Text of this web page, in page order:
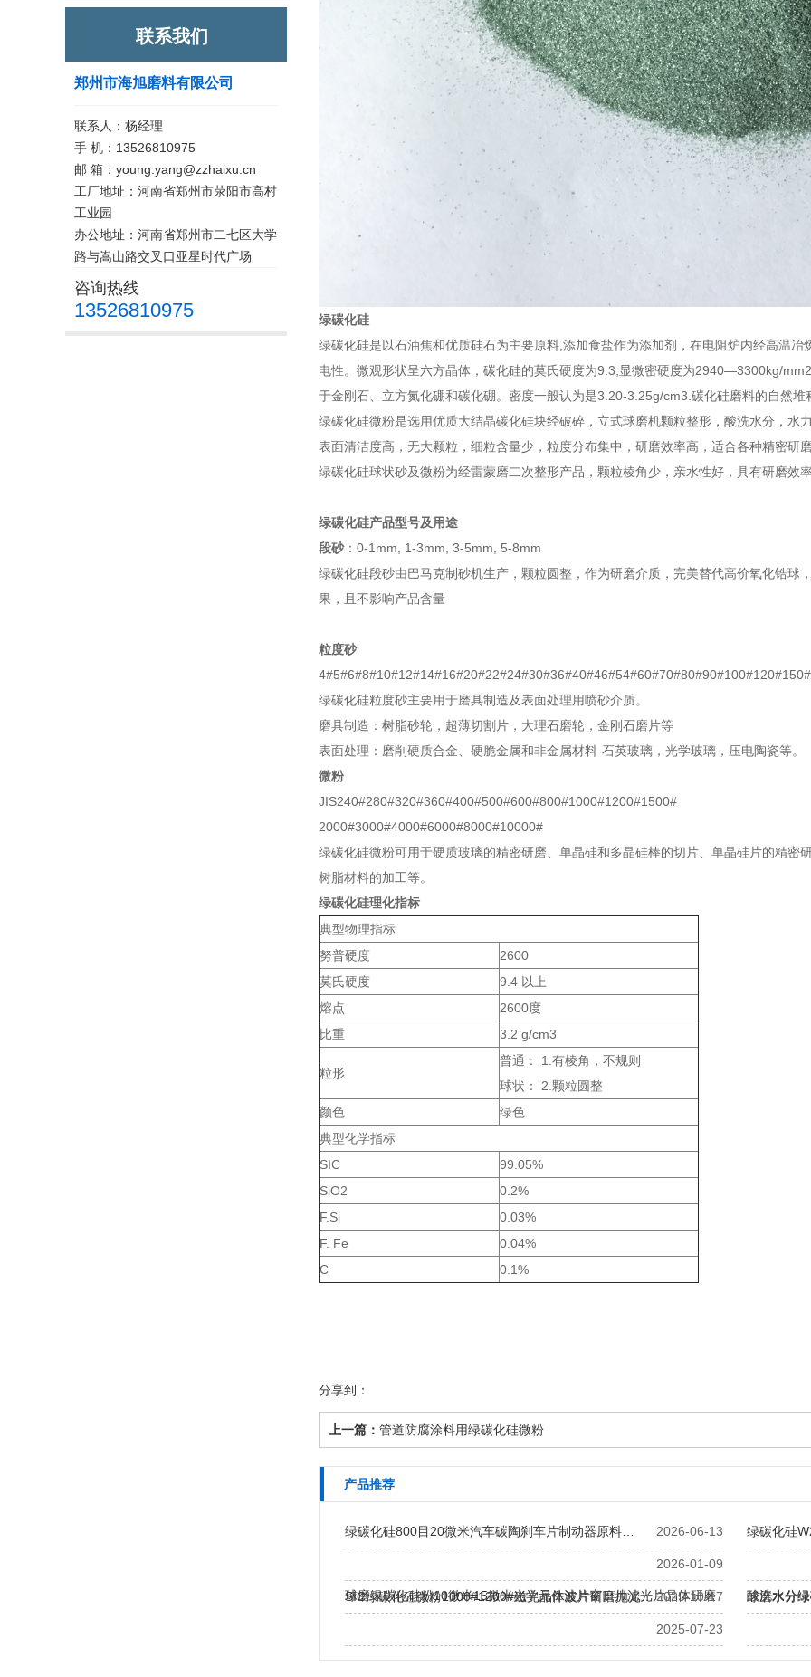
联系我们
郑州市海旭磨料有限公司
联系人：杨经理
手 机：13526810975
邮 箱：young.yang@zzhaixu.cn
工厂地址：河南省郑州市荥阳市高村
工业园
办公地址：河南省郑州市二七区大学
路与嵩山路交叉口亚星时代广场
咨询热线
13526810975
绿碳化硅
绿碳化硅是以石油焦和优质硅石为主要原料,添加食盐作为添加剂，在电阻炉内经高温
电性。微观形状呈六方晶体，碳化硅的莫氏硬度为9.3,显微密硬度为2940—3300kg/
于金刚石、立方氮化硼和碳化硼。密度一般认为是3.20-3.25g/cm3.碳化硅磨料的自然
绿碳化硅微粉是选用优质大结晶碳化硅块经破碎，立式球磨机颗粒整形，酸洗水分，水
表面清洁度高，无大颗粒，细粒含量少，粒度分布集中，研磨效率高，适合各种精密研
绿碳化硅球状砂及微粉为经雷蒙磨二次整形产品，颗粒棱角少，亲水性好，具有研磨效
绿碳化硅产品型号及用途
段砂：0-1mm, 1-3mm, 3-5mm, 5-8mm
绿碳化硅段砂由巴马克制砂机生产，颗粒圆整，作为研磨介质，完美替代高价氧化锆球
果，且不影响产品含量
粒度砂
绿碳化硅粒度砂主要用于磨具制造及表面处理用喷砂介质。
磨具制造：树脂砂轮，超薄切割片，大理石磨轮，金刚石磨片等
表面处理：磨削硬质合金、硬脆金属和非金属材料-石英玻璃，光学玻璃，压电陶瓷等。
微粉
JIS240#280#320#360#400#500#600#800#1000#1200#1500#
2000#3000#4000#6000#8000#10000#
绿碳化硅微粉可用于硬质玻璃的精密研磨、单晶硅和多晶硅棒的切片、单晶硅片的精密
树脂材料的加工等。
绿碳化硅理化指标
典型物理指标
努普硬度
2600
莫氏硬度
9.4 以上
熔点
2600度
比重
3.2 g/cm3
粒形
普通： 1.有棱角，不规则
球状： 2.颗粒圆整
颜色
绿色
典型化学指标
SIC
99.05%
SiO2
0.2%
F.Si
0.03%
F. Fe
0.04%
C
0.1%
分享到：
上一篇： 管道防腐涂料用绿碳化硅微粉
产品推荐
2026-06-13
绿碳化硅800目20微米汽车碳陶刹车片制动器原料… 绿碳化硅
2026-01-09
球磨绿碳化硅粉10微米15微米光学元件波片窗口片滤光片晶体研磨 酸洗水分
2025-10-17
SIC绿碳化硅微粉1000#1200#磁光晶体波片研磨抛光… 球磨水分
2025-07-23
绿碳化硅微粉菱镁磨块用 3000目 4000目粗抛 6000目8000目 管道防腐